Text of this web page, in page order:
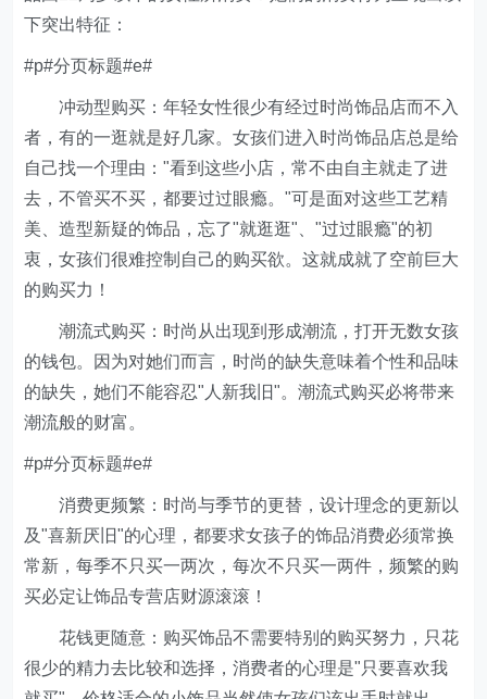
下突出特征：
#p#分页标题#e#
冲动型购买：年轻女性很少有经过时尚饰品店而不入
者，有的一逛就是好几家。女孩们进入时尚饰品店总是给
自己找一个理由："看到这些小店，常不由自主就走了进
去，不管买不买，都要过过眼瘾。"可是面对这些工艺精
美、造型新疑的饰品，忘了"就逛逛"、"过过眼瘾"的初
衷，女孩们很难控制自己的购买欲。这就成就了空前巨大
的购买力！
潮流式购买：时尚从出现到形成潮流，打开无数女孩
的钱包。因为对她们而言，时尚的缺失意味着个性和品味
的缺失，她们不能容忍"人新我旧"。潮流式购买必将带来
潮流般的财富。
#p#分页标题#e#
消费更频繁：时尚与季节的更替，设计理念的更新以
及"喜新厌旧"的心理，都要求女孩子的饰品消费必须常换
常新，每季不只买一两次，每次不只买一两件，频繁的购
买必定让饰品专营店财源滚滚！
花钱更随意：购买饰品不需要特别的购买努力，只花
很少的精力去比较和选择，消费者的心理是"只要喜欢我